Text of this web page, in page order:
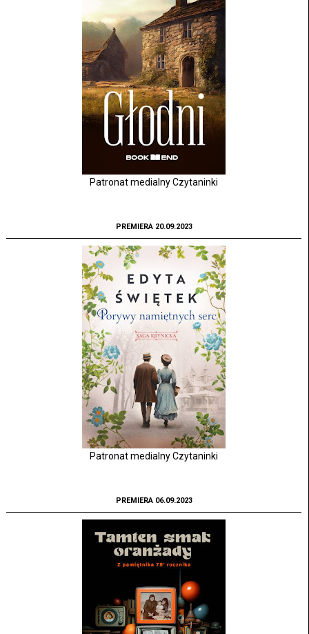
Patronat medialny Czytaninki
PREMIERA 20.09.2023
Patronat medialny Czytaninki
PREMIERA 06.09.2023